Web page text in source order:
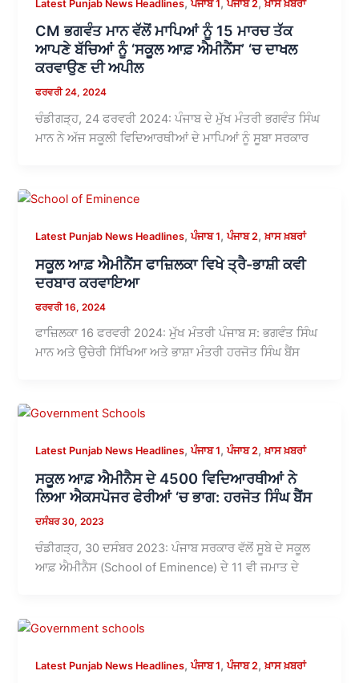
Latest Punjab News Headlines ਪੰਜਾਬ 1 ਪੰਜਾਬ 2 ਖ਼ਾਸ ਖ਼ਬਰਾਂ
CM ਭਗਵੰਤ ਮਾਨ ਵੱਲੋਂ ਮਾਪਿਆਂ ਨੂੰ 15 ਮਾਰਚ ਤੱਕ
ਆਪਣੇ ਬੱਚਿਆਂ ਨੂੰ ‘ਸਕੂਲ ਆਫ਼ ਐਮੀਨੈਂਸ’ ‘ਚ ਦਾਖਲ
ਕਰਵਾਉਣ ਦੀ ਅਪੀਲ
ਫਰਵਰੀ 24, 2024
ਚੰਡੀਗੜ੍ਹ, 24 ਫਰਵਰੀ 2024: ਪੰਜਾਬ ਦੇ ਮੁੱਖ ਮੰਤਰੀ ਭਗਵੰਤ ਸਿੰਘ
ਮਾਨ ਨੇ ਅੱਜ ਸਕੂਲੀ ਵਿਦਿਆਰਥੀਆਂ ਦੇ ਮਾਪਿਆਂ ਨੂੰ ਸੂਬਾ ਸਰਕਾਰ
Latest Punjab News Headlines,ਪੰਜਾਬ 1,ਪੰਜਾਬ 2,ਖ਼ਾਸ ਖ਼ਬਰਾਂ
ਸਕੂਲ ਆਫ਼ ਐਮੀਨੈਂਸ ਫਾਜ਼ਿਲਕਾ ਵਿਖੇ ਤ੍ਰੈ-ਭਾਸ਼ੀ ਕਵੀ
ਦਰਬਾਰ ਕਰਵਾਇਆ
ਫਰਵਰੀ 16, 2024
ਫਾਜ਼ਿਲਕਾ 16 ਫਰਵਰੀ 2024: ਮੁੱਖ ਮੰਤਰੀ ਪੰਜਾਬ ਸ: ਭਗਵੰਤ ਸਿੰਘ
ਮਾਨ ਅਤੇ ਉਚੇਰੀ ਸਿੱਖਿਆ ਅਤੇ ਭਾਸ਼ਾ ਮੰਤਰੀ ਹਰਜੋਤ ਸਿੰਘ ਬੈਂਸ
Latest Punjab News Headlines,ਪੰਜਾਬ 1,ਪੰਜਾਬ 2,ਖ਼ਾਸ ਖ਼ਬਰਾਂ
ਸਕੂਲ ਆਫ਼ ਐਮੀਨੈਸ ਦੇ 4500 ਵਿਦਿਆਰਥੀਆਂ ਨੇ
ਲਿਆ ਐਕਸਪੋਜਰ ਫੇਰੀਆਂ ‘ਚ ਭਾਗ: ਹਰਜੋਤ ਸਿੰਘ ਬੈਂਸ
ਦਸੰਬਰ 30, 2023
ਚੰਡੀਗੜ੍ਹ, 30 ਦਸੰਬਰ 2023: ਪੰਜਾਬ ਸਰਕਾਰ ਵੱਲੋਂ ਸੂਬੇ ਦੇ ਸਕੂਲ
ਆਫ਼ ਐਮੀਨੈਸ (School of Eminence) ਦੇ 11 ਵੀ ਜਮਾਤ ਦੇ
Latest Punjab News Headlines,ਪੰਜਾਬ 1,ਪੰਜਾਬ 2,ਖ਼ਾਸ ਖ਼ਬਰਾਂ